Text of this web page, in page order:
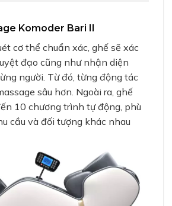
Komoder Bari II
cơ thể chuẩn xác, ghế sẽ xác
đạo cũng như nhận diện
người. Từ đó, từng động tác
sâu hơn. Ngoài ra, ghế
10 chương trình tự động, phù
cầu và đối tượng khác nhau